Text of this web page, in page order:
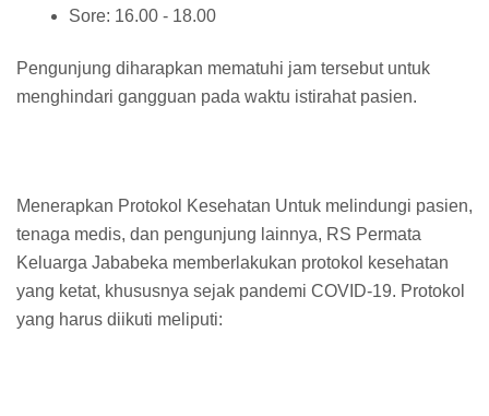
Sore: 16.00 - 18.00
Pengunjung diharapkan mematuhi jam tersebut untuk
menghindari gangguan pada waktu istirahat pasien.
Menerapkan Protokol Kesehatan Untuk melindungi pasien,
tenaga medis, dan pengunjung lainnya, RS Permata
Keluarga Jababeka memberlakukan protokol kesehatan
yang ketat, khususnya sejak pandemi COVID-19. Protokol
yang harus diikuti meliputi: